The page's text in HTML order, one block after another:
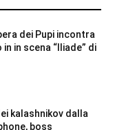
dei Pupi incontra
in scena “Iliade” di
kalashnikov dalla
boss